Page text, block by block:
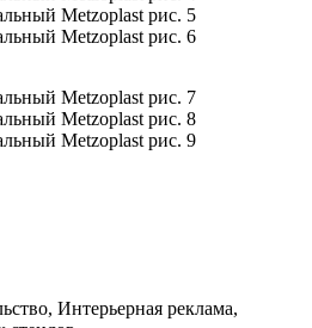
Интерьерная реклама,